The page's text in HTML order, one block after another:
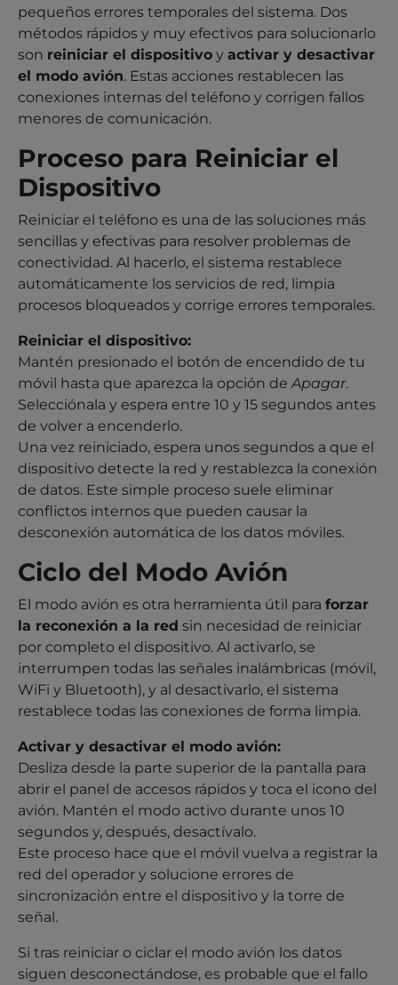
pequeños errores temporales del sistema. Dos
métodos rápidos y muy efectivos para solucionarlo
son reiniciar el dispositivo y activar y desactivar
el modo avión. Estas acciones restablecen las
conexiones internas del teléfono y corrigen fallos
menores de comunicación.
Proceso para Reiniciar el
Dispositivo
Reiniciar el teléfono es una de las soluciones más
sencillas y efectivas para resolver problemas de
conectividad. Al hacerlo, el sistema restablece
automáticamente los servicios de red, limpia
procesos bloqueados y corrige errores temporales.
Reiniciar el dispositivo:
Mantén presionado el botón de encendido de tu
móvil hasta que aparezca la opción de Apagar.
Selecciónala y espera entre 10 y 15 segundos antes
de volver a encenderlo.
Una vez reiniciado, espera unos segundos a que el
dispositivo detecte la red y restablezca la conexión
de datos. Este simple proceso suele eliminar
conflictos internos que pueden causar la
desconexión automática de los datos móviles.
Ciclo del Modo Avión
El modo avión es otra herramienta útil para forzar
la reconexión a la red sin necesidad de reiniciar
por completo el dispositivo. Al activarlo, se
interrumpen todas las señales inalámbricas (móvil,
WiFi y Bluetooth), y al desactivarlo, el sistema
restablece todas las conexiones de forma limpia.
Activar y desactivar el modo avión:
Desliza desde la parte superior de la pantalla para
abrir el panel de accesos rápidos y toca el icono del
avión. Mantén el modo activo durante unos 10
segundos y, después, desactívalo.
Este proceso hace que el móvil vuelva a registrar la
red del operador y solucione errores de
sincronización entre el dispositivo y la torre de
señal.
Si tras reiniciar o ciclar el modo avión los datos
siguen desconectándose, es probable que el fallo